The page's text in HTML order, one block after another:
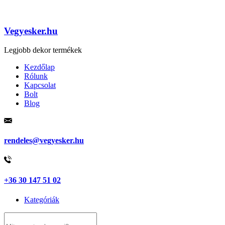
Vegyesker.hu
Legjobb dekor termékek
Kezdőlap
Rólunk
Kapcsolat
Bolt
Blog
rendeles@vegyesker.hu
+36 30 147 51 02
Kategóriák